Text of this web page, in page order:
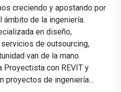
creciendo y apostando por
de la ingeniería.
en diseño,
de outsourcing,
van de la mano.
Proyectista con REVIT y
proyectos de ingeniería...